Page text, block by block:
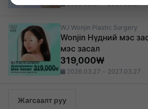
2026.03.27 ~ 2027.03.27
WJ Wonjin Plastic Surgery
Wonjin Нүдний мэс
мэс засал
319,000₩
2026.03.27 ~ 2027.03.27
Жагсаалт руу